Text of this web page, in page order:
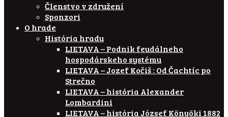
Členstvo v združení
Sponzori
O hrade
História hradu
LIETAVA – Podnik feudálneho
hospodárskeho systému
LIETAVA – Jozef Kočiš : Od Čachtíc po
Strečno
LIETAVA – história Alexander
Lombardini
LIETAVA – história József Könyöki 1882